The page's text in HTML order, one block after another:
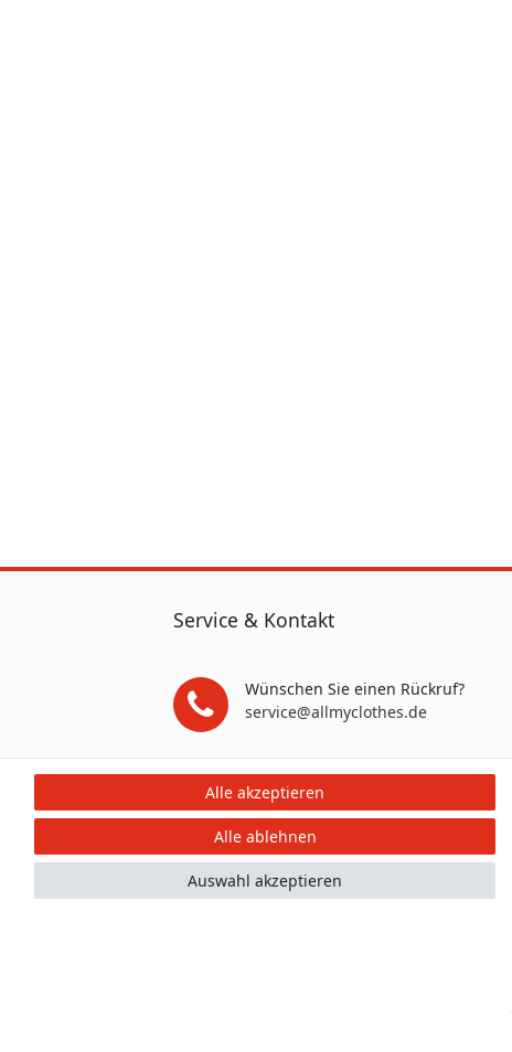
Service & Kontakt
Wünschen Sie einen Rückruf?
service@allmyclothes.de
Schreiben Sie uns:
service@allmyclothes.de
Alle akzeptieren
Alle ablehnen
Auswahl akzeptieren